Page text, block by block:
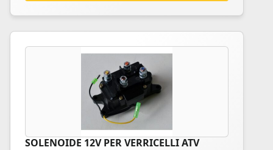
SOLENOIDE 12V PER VERRICELLI ATV